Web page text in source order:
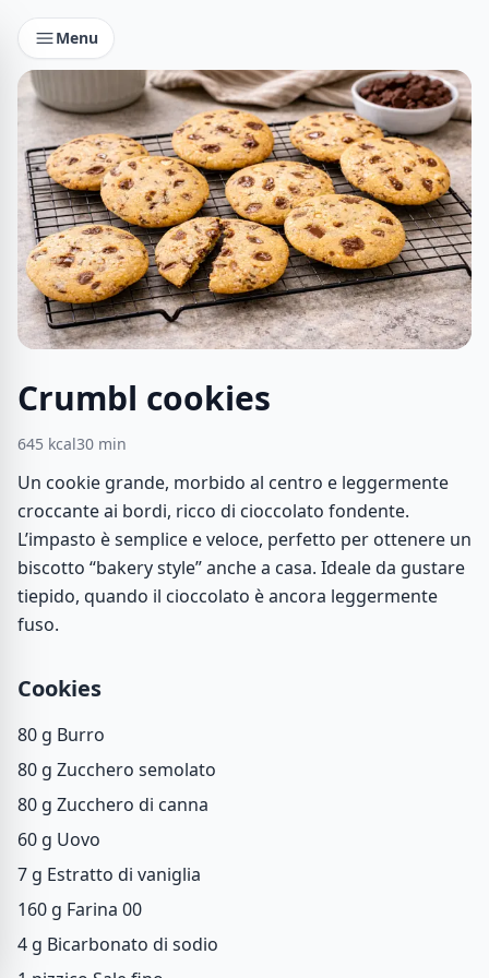
Menu
Crumbl cookies
645 kcal30 min
Un cookie grande, morbido al centro e leggermente
croccante ai bordi, ricco di cioccolato fondente.
L’impasto è semplice e veloce, perfetto per ottenere un
biscotto “bakery style” anche a casa. Ideale da gustare
tiepido, quando il cioccolato è ancora leggermente
fuso.
Cookies
80 g Burro
80 g Zucchero semolato
80 g Zucchero di canna
60 g Uovo
7 g Estratto di vaniglia
160 g Farina 00
4 g Bicarbonato di sodio